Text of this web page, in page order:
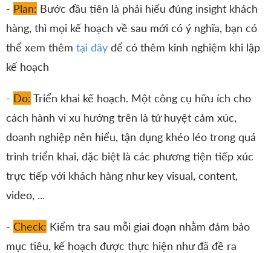
- Plan: Bước đầu tiên là phải hiểu đúng insight khách
hàng, thì mọi kế hoạch về sau mới có ý nghĩa, bạn có
thể xem thêm tại đây để có thêm kinh nghiệm khi lập
kế hoạch
- Do: Triển khai kế hoạch. Một công cụ hữu ích cho
cách hành vi xu hướng trên là tử huyệt cảm xúc,
doanh nghiệp nên hiểu, tận dụng khéo léo trong quá
trình triển khai, đặc biệt là các phương tiện tiếp xúc
trực tiếp với khách hàng như key visual, content,
video, ...
- Check: Kiểm tra sau mỗi giai đoạn nhằm đảm bảo
mục tiêu, kế hoạch được thực hiện như đã đề ra